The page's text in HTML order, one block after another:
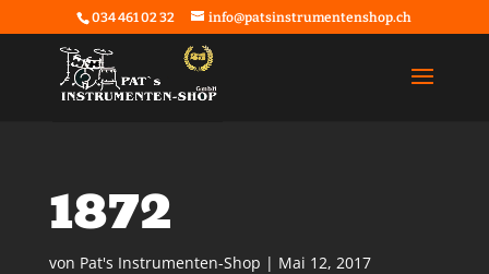
034 461 02 32 info@patsinstrumentenshop.ch
1872
von Pat's Instrumenten-Shop | Mai 12, 2017